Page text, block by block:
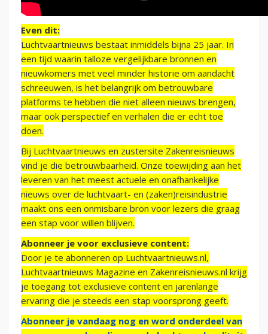
Even dit:
Luchtvaartnieuws bestaat inmiddels bijna 25 jaar. In
een tijd waarin talloze vergelijkbare bronnen en
nieuwkomers met veel minder historie om aandacht
schreeuwen, is het belangrijk om betrouwbare
platforms te hebben die niet alleen nieuws brengen,
maar ook perspectief en verhalen die er echt toe
doen.
Bij Luchtvaartnieuws en zustersite Zakenreisnieuws
vind je die betrouwbaarheid. Onze toewijding aan het
leveren van het meest actuele en onafhankelijke
nieuws over de luchtvaart- en (zaken)reisindustrie
maakt ons een onmisbare bron voor lezers die graag
een stap voor willen blijven.
Abonneer je voor exclusieve content:
Door je te abonneren op Luchtvaartnieuws.nl,
Luchtvaartnieuws Magazine en Zakenreisnieuws.nl krijg
je toegang tot exclusieve content en jarenlange
ervaring die je steeds een stap voorsprong geeft.
Abonneer je vandaag nog en word onderdeel van